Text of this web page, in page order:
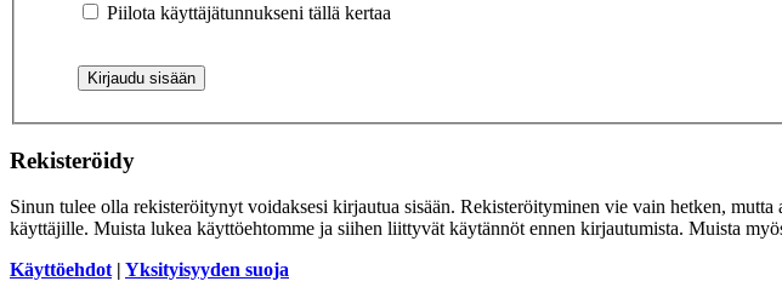
Piilota käyttäjätunnukseni tällä kertaa
Rekisteröidy
Sinun tulee olla rekisteröitynyt voidaksesi kirjautua sisään. Rekisteröityminen vie vain hetken,
käyttäjille. Muista lukea käyttöehtomme ja siihen liittyvät käytännöt ennen kirjautumista. Muista
Käyttöehdot | Yksityisyyden suoja